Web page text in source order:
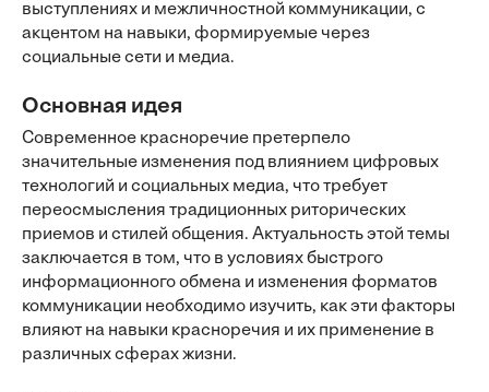
выступлениях и межличностной коммуникации, с
акцентом на навыки, формируемые через
социальные сети и медиа.
Основная идея
Современное красноречие претерпело
значительные изменения под влиянием цифровых
технологий и социальных медиа, что требует
переосмысления традиционных риторических
приемов и стилей общения. Актуальность этой темы
заключается в том, что в условиях быстрого
информационного обмена и изменения форматов
коммуникации необходимо изучить, как эти факторы
влияют на навыки красноречия и их применение в
различных сферах жизни.